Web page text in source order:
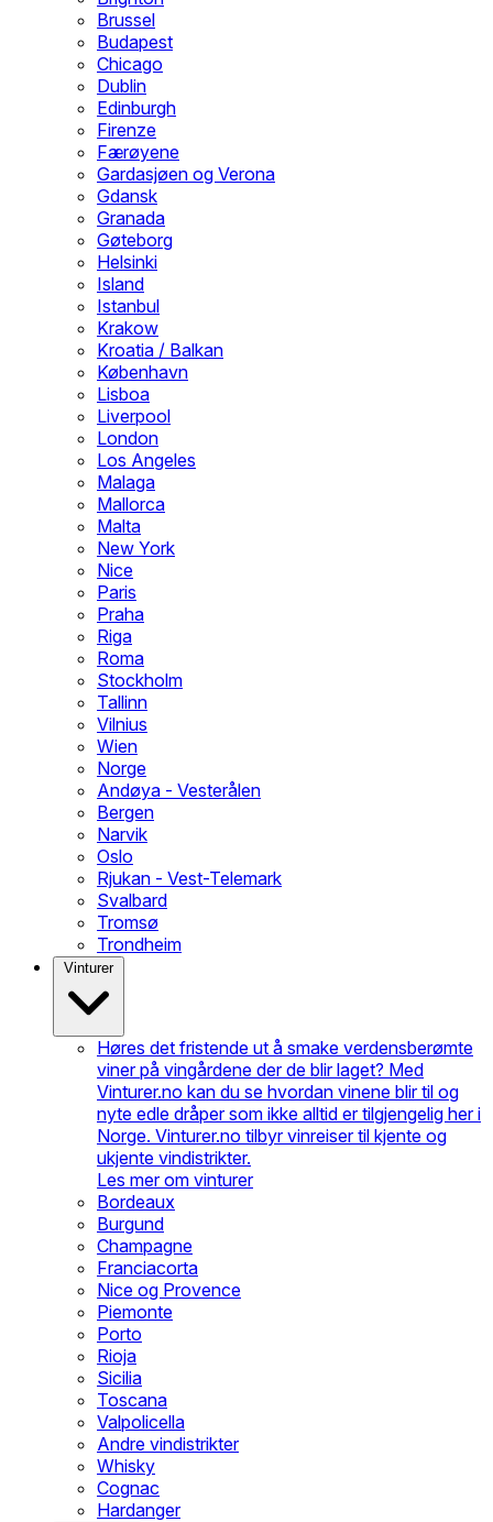
Brussel
Budapest
Chicago
Dublin
Edinburgh
Firenze
Færøyene
Gardasjøen og Verona
Gdansk
Granada
Gøteborg
Helsinki
Island
Istanbul
Krakow
Kroatia / Balkan
København
Lisboa
Liverpool
London
Los Angeles
Malaga
Mallorca
Malta
New York
Nice
Paris
Praha
Riga
Roma
Stockholm
Tallinn
Vilnius
Wien
Norge
Andøya - Vesterålen
Bergen
Narvik
Oslo
Rjukan - Vest-Telemark
Svalbard
Tromsø
Trondheim
Vinturer
Høres det fristende ut å smake verdensberømte
viner på vingårdene der de blir laget? Med
Vinturer.no kan du se hvordan vinene blir til og
nyte edle dråper som ikke alltid er tilgjengelig her i
Norge. Vinturer.no tilbyr vinreiser til kjente og
ukjente vindistrikter.
Les mer om vinturer
Bordeaux
Burgund
Champagne
Franciacorta
Nice og Provence
Piemonte
Porto
Rioja
Sicilia
Toscana
Valpolicella
Andre vindistrikter
Whisky
Cognac
Hardanger